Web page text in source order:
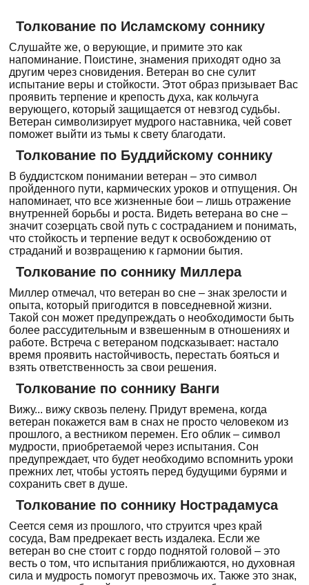
Толкование по Исламскому соннику
Слушайте же, о верующие, и примите это как
напоминание. Поистине, знамения приходят одно за
другим через сновидения. Ветеран во сне сулит
испытание веры и стойкости. Этот образ призывает Вас
проявить терпение и крепость духа, как кольчуга
верующего, который защищается от невзгод судьбы.
Ветеран символизирует мудрого наставника, чей совет
поможет выйти из тьмы к свету благодати.
Толкование по Буддийскому соннику
В буддистском понимании ветеран – это символ
пройденного пути, кармических уроков и отпущения. Он
напоминает, что все жизненные бои – лишь отражение
внутренней борьбы и роста. Видеть ветерана во сне –
значит созерцать свой путь с состраданием и понимать,
что стойкость и терпение ведут к освобождению от
страданий и возвращению к гармонии бытия.
Толкование по соннику Миллера
Миллер отмечал, что ветеран во сне – знак зрелости и
опыта, который пригодится в повседневной жизни.
Такой сон может предупреждать о необходимости быть
более рассудительным и взвешенным в отношениях и
работе. Встреча с ветераном подсказывает: настало
время проявить настойчивость, перестать бояться и
взять ответственность за свои решения.
Толкование по соннику Ванги
Вижу... вижу сквозь пелену. Придут времена, когда
ветеран покажется вам в снах не просто человеком из
прошлого, а вестником перемен. Его облик – символ
мудрости, приобретаемой через испытания. Сон
предупреждает, что будет необходимо вспомнить уроки
прежних лет, чтобы устоять перед будущими бурями и
сохранить свет в душе.
Толкование по соннику Нострадамуса
Сеется семя из прошлого, что струится чрез край
сосуда, Вам предрекает весть издалека. Если же
ветеран во сне стоит с гордо поднятой головой – это
весть о том, что испытания приближаются, но духовная
сила и мудрость помогут превозмочь их. Также это знак,